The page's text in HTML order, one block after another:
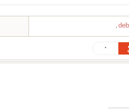
,
0